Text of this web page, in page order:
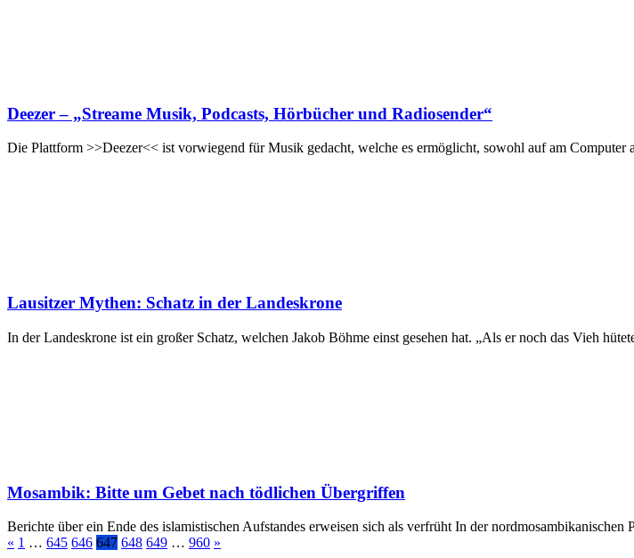
Deezer – „Streame Musik, Podcasts, Hörbücher und Radiosender“
Die Plattform >>Deezer<< ist vorwiegend für Musik gedacht, welche es ermöglicht, sowohl auf am
Lausitzer Mythen: Schatz in der Landeskrone
In der Landeskrone ist ein großer Schatz, welchen Jakob Böhme einst gesehen hat. „Als er noch das Vieh
Mosambik: Bitte um Gebet nach tödlichen Übergriffen
Berichte über ein Ende des islamistischen Aufstandes erweisen sich als verfrüht In der
« 1 … 645 646 647 648 649 … 960 »